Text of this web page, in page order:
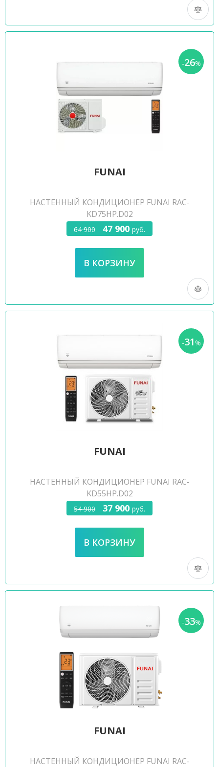
-26%
FUNAI
НАСТЕННЫЙ КОНДИЦИОНЕР FUNAI RAC-
KD75HP.D02
64 900 47 900 руб.
-31%
FUNAI
НАСТЕННЫЙ КОНДИЦИОНЕР FUNAI RAC-
KD55HP.D02
54 900 37 900 руб.
-33%
FUNAI
НАСТЕННЫЙ КОНДИЦИОНЕР FUNAI RAC-